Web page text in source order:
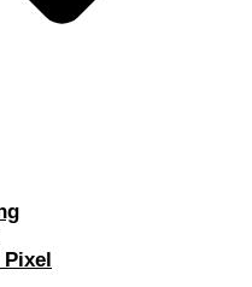
Pixel